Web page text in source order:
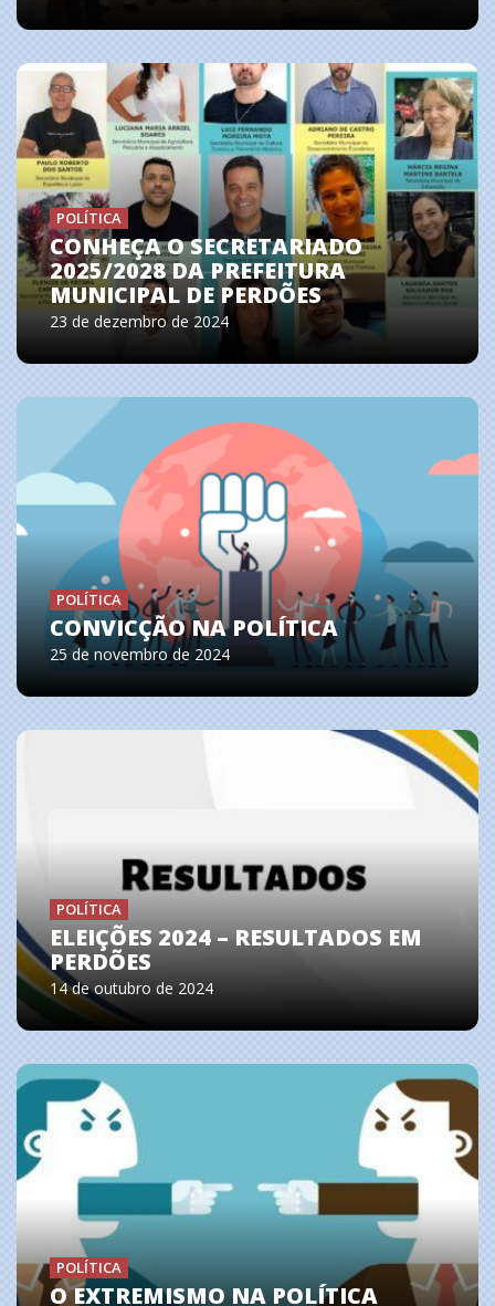
POLÍTICA
CONHEÇA O SECRETARIADO
2025/2028 DA PREFEITURA
MUNICIPAL DE PERDÕES
23 de dezembro de 2024
POLÍTICA
CONVICÇÃO NA POLÍTICA
25 de novembro de 2024
POLÍTICA
ELEIÇÕES 2024 – RESULTADOS EM
PERDÕES
14 de outubro de 2024
POLÍTICA
O EXTREMISMO NA POLÍTICA